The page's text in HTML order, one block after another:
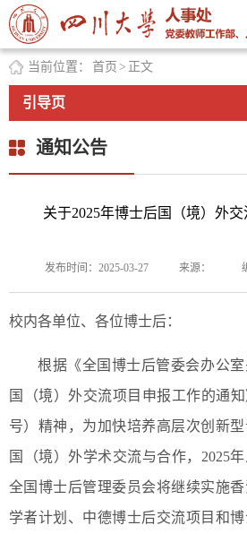
当前位置： 首页 > 正文
引导页
通知公告
关于2025年博士后国（境）外
发布时间：2025-03-27 来源：
校内各单位、各位博士后：
根据《全国博士后管委会办公
国（境）外交流项目申报工作的通
号）精神，为加快培养高层次创新
国（境）外学术交流与合作，2025
全国博士后管理委员会将继续实施
学者计划、中德博士后交流项目和